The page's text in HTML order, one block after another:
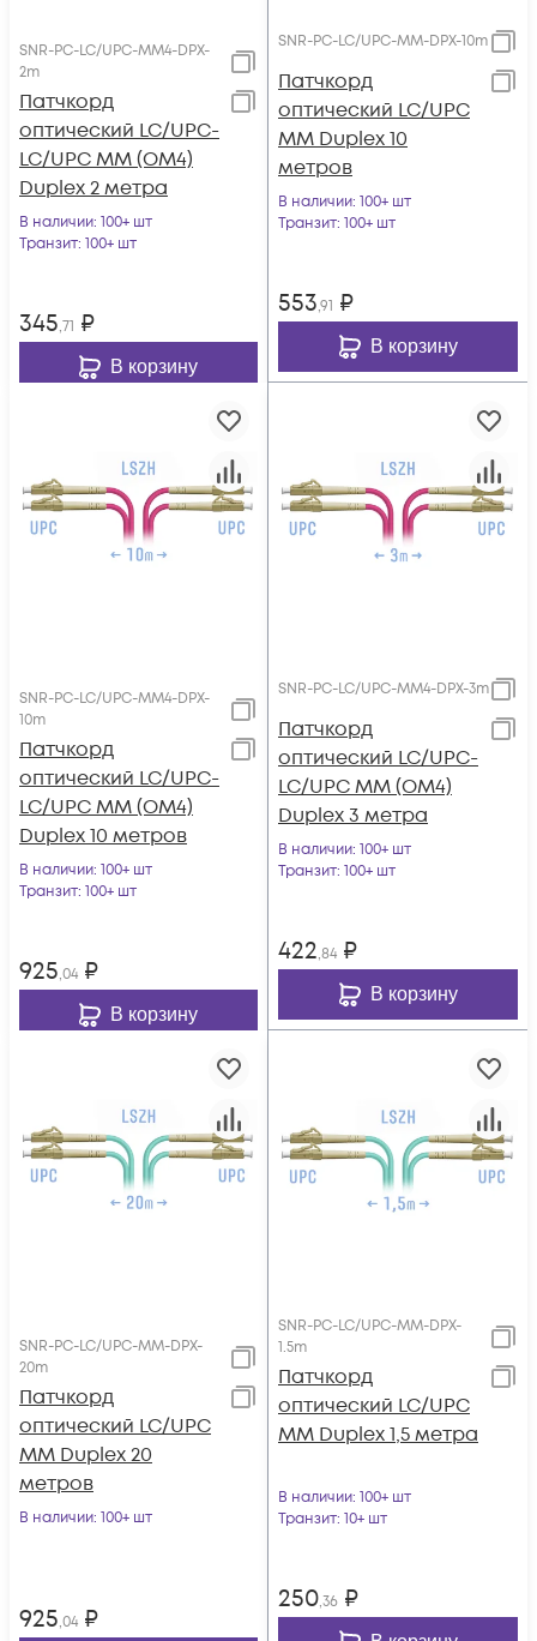
SNR-PC-LC/UPC-MM4-DPX-
2m
Патчкорд
оптический LC/UPC-
LC/UPC MM (OM4)
Duplex 2 метра
В наличии: 100+ шт
Транзит: 100+ шт
345,71 ₽
В корзину
SNR-PC-LC/UPC-MM-DPX-10m
Патчкорд
оптический LC/UPC
MM Duplex 10
метров
В наличии: 100+ шт
Транзит: 100+ шт
553,91 ₽
В корзину
SNR-PC-LC/UPC-MM4-DPX-
10m
Патчкорд
оптический LC/UPC-
LC/UPC MM (OM4)
Duplex 10 метров
В наличии: 100+ шт
Транзит: 100+ шт
925,04 ₽
В корзину
SNR-PC-LC/UPC-MM4-DPX-3m
Патчкорд
оптический LC/UPC-
LC/UPC MM (OM4)
Duplex 3 метра
В наличии: 100+ шт
Транзит: 100+ шт
422,84 ₽
В корзину
SNR-PC-LC/UPC-MM-DPX-
20m
Патчкорд
оптический LC/UPC
MM Duplex 20
метров
В наличии: 100+ шт
925,04 ₽
SNR-PC-LC/UPC-MM-DPX-
1.5m
Патчкорд
оптический LC/UPC
MM Duplex 1,5 метра
В наличии: 100+ шт
Транзит: 10+ шт
250,36 ₽